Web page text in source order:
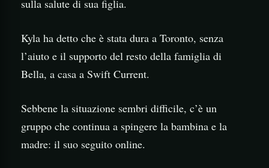
sulla salute di sua figlia.
Kyla ha detto che è stata dura a Toronto, senza
l’aiuto e il supporto del resto della famiglia di
Bella, a casa a Swift Current.
Sebbene la situazione sembri difficile, c’è un
gruppo che continua a spingere la bambina e la
madre: il suo seguito online.